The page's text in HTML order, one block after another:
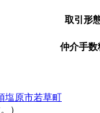
取引形
仲介手数
塩原市若草町
）